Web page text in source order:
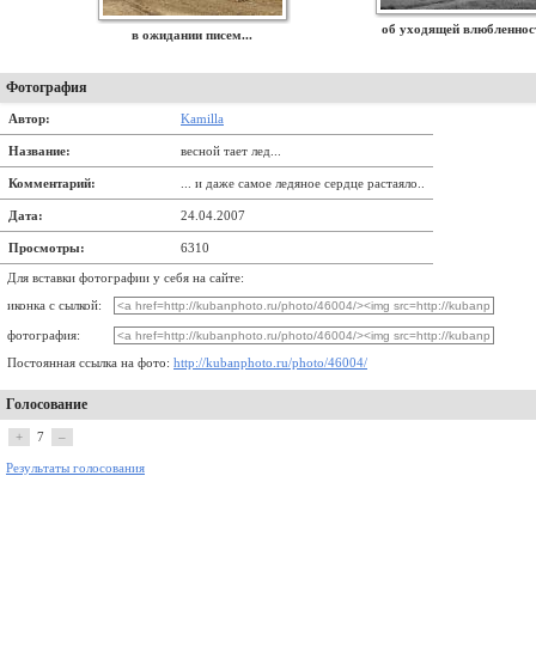
в ожидании писем... об уходящей
Фотография
Автор: Kamilla
Название: весной тает лед...
Комментарий: ... и даже самое ледяное сердце растаяло..
Дата: 24.04.2007
Просмотры: 6310
Для вставки фотографии у себя на сайте:
иконка с сылкой:
фотография:
Постоянная ссылка на фото: http://kubanphoto.ru/photo/46004/
Голосование
+ 7 –
Результаты голосования